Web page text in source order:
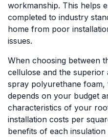
workmanship. This helps
completed to industry
home from poor
issues.
When choosing between
cellulose and the
spray polyurethane foam,
depends on your budget
characteristics of your
installation costs per
benefits of each